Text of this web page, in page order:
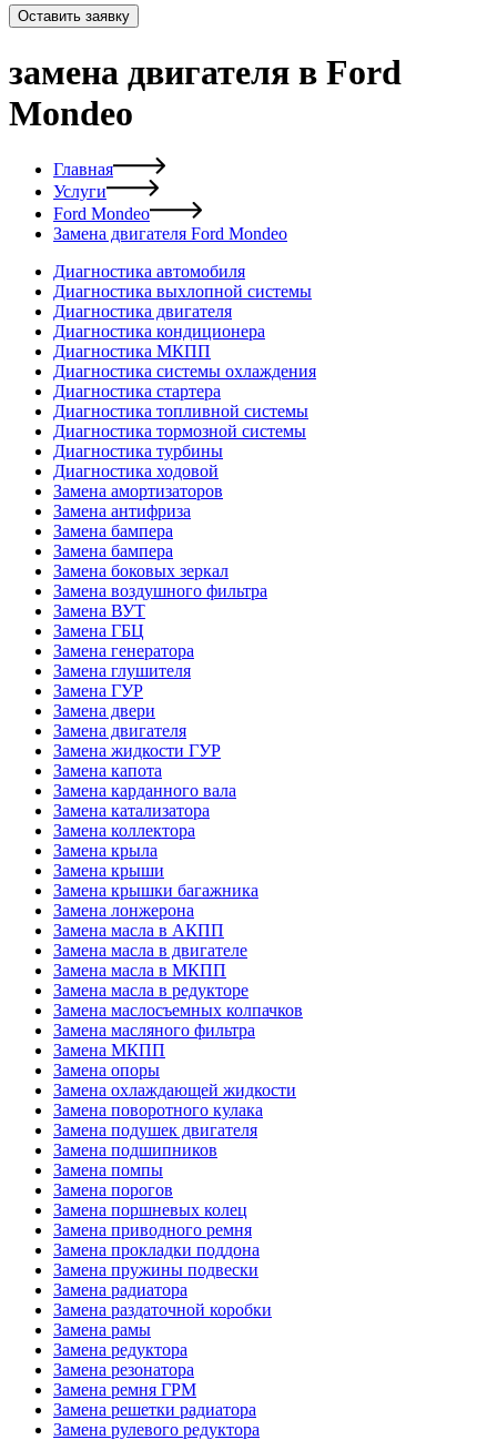
Оставить заявку
замена двигателя в Ford
Mondeo
Главная
Услуги
Ford Mondeo
Замена двигателя Ford Mondeo
Диагностика автомобиля
Диагностика выхлопной системы
Диагностика двигателя
Диагностика кондиционера
Диагностика МКПП
Диагностика системы охлаждения
Диагностика стартера
Диагностика топливной системы
Диагностика тормозной системы
Диагностика турбины
Диагностика ходовой
Замена амортизаторов
Замена антифриза
Замена бампера
Замена бампера
Замена боковых зеркал
Замена воздушного фильтра
Замена ВУТ
Замена ГБЦ
Замена генератора
Замена глушителя
Замена ГУР
Замена двери
Замена двигателя
Замена жидкости ГУР
Замена капота
Замена карданного вала
Замена катализатора
Замена коллектора
Замена крыла
Замена крыши
Замена крышки багажника
Замена лонжерона
Замена масла в АКПП
Замена масла в двигателе
Замена масла в МКПП
Замена масла в редукторе
Замена маслосъемных колпачков
Замена масляного фильтра
Замена МКПП
Замена опоры
Замена охлаждающей жидкости
Замена поворотного кулака
Замена подушек двигателя
Замена подшипников
Замена помпы
Замена порогов
Замена поршневых колец
Замена приводного ремня
Замена прокладки поддона
Замена пружины подвески
Замена радиатора
Замена раздаточной коробки
Замена рамы
Замена редуктора
Замена резонатора
Замена ремня ГРМ
Замена решетки радиатора
Замена рулевого редуктора